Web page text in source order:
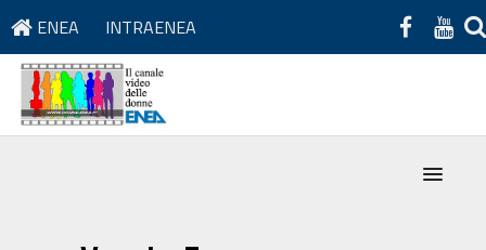
ENEA INTRAENEA